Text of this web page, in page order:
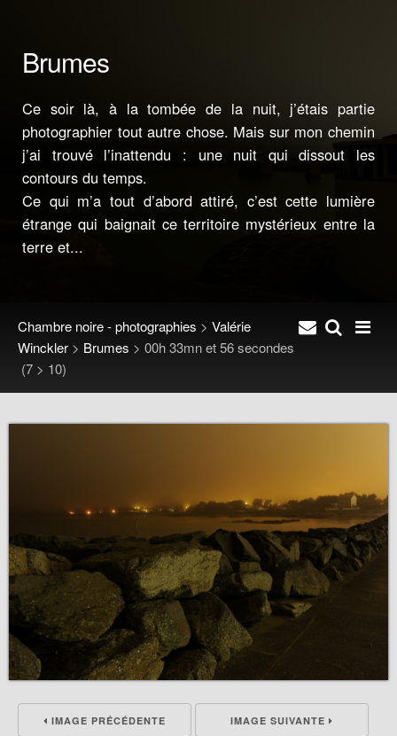
Brumes
Ce soir là, à la tombée de la nuit, j’étais partie
photographier tout autre chose. Mais sur mon chemin
j’ai trouvé l’inattendu : une nuit qui dissout les
contours du temps.
Ce qui m’a tout d’abord attiré, c’est cette lumière
étrange qui baignait ce territoire mystérieux entre la
terre et...
Chambre noire - photographies > Valérie
Winckler > Brumes > 00h 33mn et 56 secondes
(7 > 10)
IMAGE PRÉCÉDENTE IMAGE SUIVANTE